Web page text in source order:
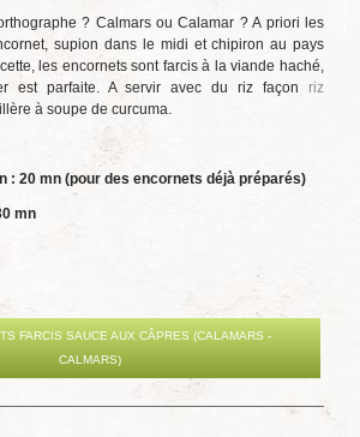
? Calmars ou Calamar ? A priori les
supion dans le midi et chipiron au pays
les encornets sont farcis à la viande haché,
est parfaite. A servir avec du riz façon riz
à soupe de curcuma.
: 20 mn (pour des encornets déjà préparés)
mn
FARCIS SAUCE AUX CÂPRES (CALAMARS -
CALMARS)